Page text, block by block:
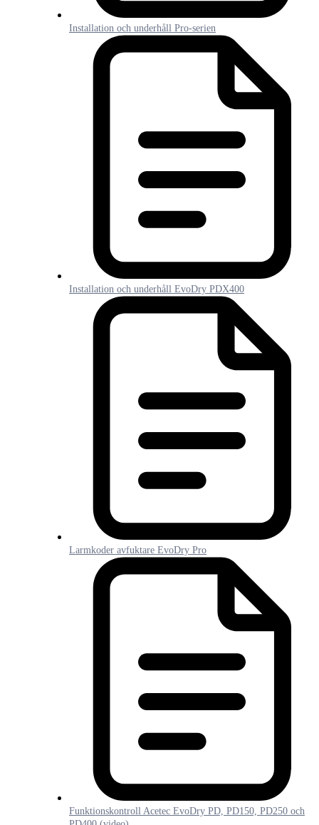
Installation och underhåll Pro-serien
Installation och underhåll EvoDry PDX400
Larmkoder avfuktare EvoDry Pro
Funktionskontroll Acetec EvoDry PD, PD150, PD250 och